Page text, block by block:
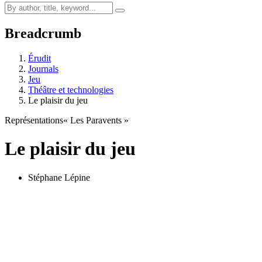
Breadcrumb
Érudit
Journals
Jeu
Théâtre et technologies
Le plaisir du jeu
Représentations« Les Paravents »
Le plaisir du jeu
Stéphane Lépine